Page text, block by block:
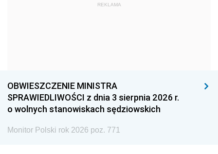
1971
1957 1956 1955
1954 1953 1952
1951 1950
REKLAMA
OBWIESZCZENIE MINISTRA
SPRAWIEDLIWOŚCI z dnia 3 sierpnia 2026 r.
o wolnych stanowiskach sędziowskich
Monitor Polski rok 2026 poz. 771